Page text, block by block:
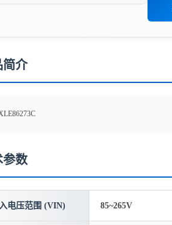
简介
参数
电压范围 (VIN) 85~265V